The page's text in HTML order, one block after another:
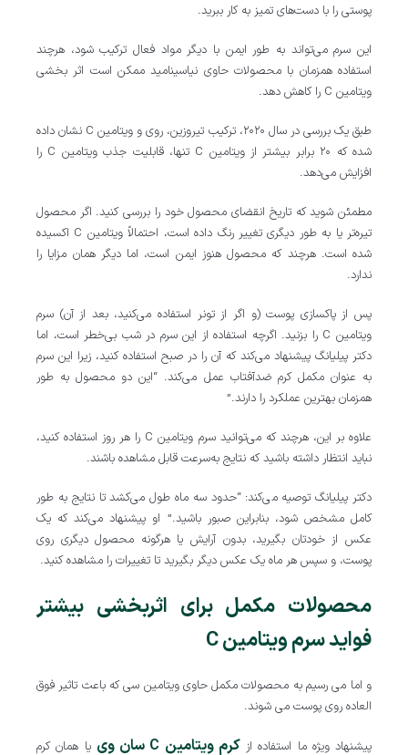
پوستی را با دست‌های تمیز به کار ببرید.
این سرم می‌تواند به طور ایمن با دیگر مواد فعال ترکیب شود، هرچند
استفاده همزمان با محصولات حاوی نیاسینامید ممکن است اثر بخشی
ویتامین C را کاهش دهد.
طبق یک بررسی در سال ۲۰۲۰، ترکیب تیروزین، روی و ویتامین C نشان داده
شده که ۲۰ برابر بیشتر از ویتامین C تنها، قابلیت جذب ویتامین C را
افزایش می‌دهد.
مطمئن شوید که تاریخ انقضای محصول خود را بررسی کنید. اگر محصول
تیره‌تر یا به طور دیگری تغییر رنگ داده است، احتمالاً ویتامین C اکسیده
شده است. هرچند که محصول هنوز ایمن است، اما دیگر همان مزایا را
ندارد.
پس از پاکسازی پوست (و اگر از تونر استفاده می‌کنید، بعد از آن) سرم
ویتامین C را بزنید. اگرچه استفاده از این سرم در شب بی‌خطر است، اما
دکتر پیلیانگ پیشنهاد می‌کند که آن را در صبح استفاده کنید، زیرا این سرم
به عنوان مکمل کرم ضدآفتاب عمل می‌کند. “این دو محصول به طور
همزمان بهترین عملکرد را دارند.”
علاوه بر این، هرچند که می‌توانید سرم ویتامین C را هر روز استفاده کنید،
نباید انتظار داشته باشید که نتایج به‌سرعت قابل مشاهده باشند.
دکتر پیلیانگ توصیه می‌کند: “حدود سه ماه طول می‌کشد تا نتایج به طور
کامل مشخص شود، بنابراین صبور باشید.” او پیشنهاد می‌کند که یک
عکس از خودتان بگیرید، بدون آرایش یا هرگونه محصول دیگری روی
پوست، و سپس هر ماه یک عکس دیگر بگیرید تا تغییرات را مشاهده کنید.
محصولات مکمل برای اثربخشی بیشتر
فواید سرم ویتامین C
و اما می رسیم به محصولات مکمل حاوی ویتامین سی که باعث تاثیر فوق
العاده روی پوست می شوند.
پیشنهاد ویژه ما استفاده از کرم ویتامین C سان وی
یا همان کرم